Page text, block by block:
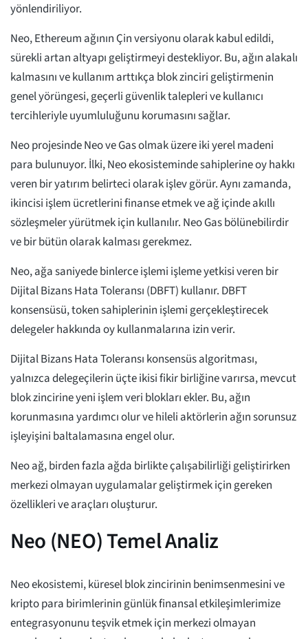
yönlendiriliyor.
Neo, Ethereum ağının Çin versiyonu olarak kabul edildi,
sürekli artan altyapı geliştirmeyi destekliyor. Bu, ağın alakalı
kalmasını ve kullanım arttıkça blok zinciri geliştirmenin
genel yörüngesi, geçerli güvenlik talepleri ve kullanıcı
tercihleriyle uyumluluğunu korumasını sağlar.
Neo projesinde Neo ve Gas olmak üzere iki yerel madeni
para bulunuyor. İlki, Neo ekosisteminde sahiplerine oy hakkı
veren bir yatırım belirteci olarak işlev görür. Aynı zamanda,
ikincisi işlem ücretlerini finanse etmek ve ağ içinde akıllı
sözleşmeler yürütmek için kullanılır. Neo Gas bölünebilirdir
ve bir bütün olarak kalması gerekmez.
Neo, ağa saniyede binlerce işlemi işleme yetkisi veren bir
Dijital Bizans Hata Toleransı (DBFT) kullanır. DBFT
konsensüsü, token sahiplerinin işlemi gerçekleştirecek
delegeler hakkında oy kullanmalarına izin verir.
Dijital Bizans Hata Toleransı konsensüs algoritması,
yalnızca delegeçilerin üçte ikisi fikir birliğine varırsa, mevcut
blok zincirine yeni işlem veri blokları ekler. Bu, ağın
korunmasına yardımcı olur ve hileli aktörlerin ağın sorunsuz
işleyişini baltalamasına engel olur.
Neo ağ, birden fazla ağda birlikte çalışabilirliği geliştirirken
merkezi olmayan uygulamalar geliştirmek için gereken
özellikleri ve araçları oluşturur.
Neo (NEO) Temel Analiz
Neo ekosistemi, küresel blok zincirinin benimsenmesini ve
kripto para birimlerinin günlük finansal etkileşimlerimize
entegrasyonunu teşvik etmek için merkezi olmayan